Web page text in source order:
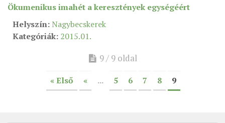
KISKORÚAK VÉDELME
„GYERMEKVÉDELMI” KIHÍVÁSOK KÁNONJOGI
MEGKÖZELÍTÉSBEN
Ökumenikus imahét a keresztények egységéért
Helyszín: Nagybecskerek
Kategóriák: 2015.01.
9 / 9 oldal
« Első « ... 5 6 7 8 9